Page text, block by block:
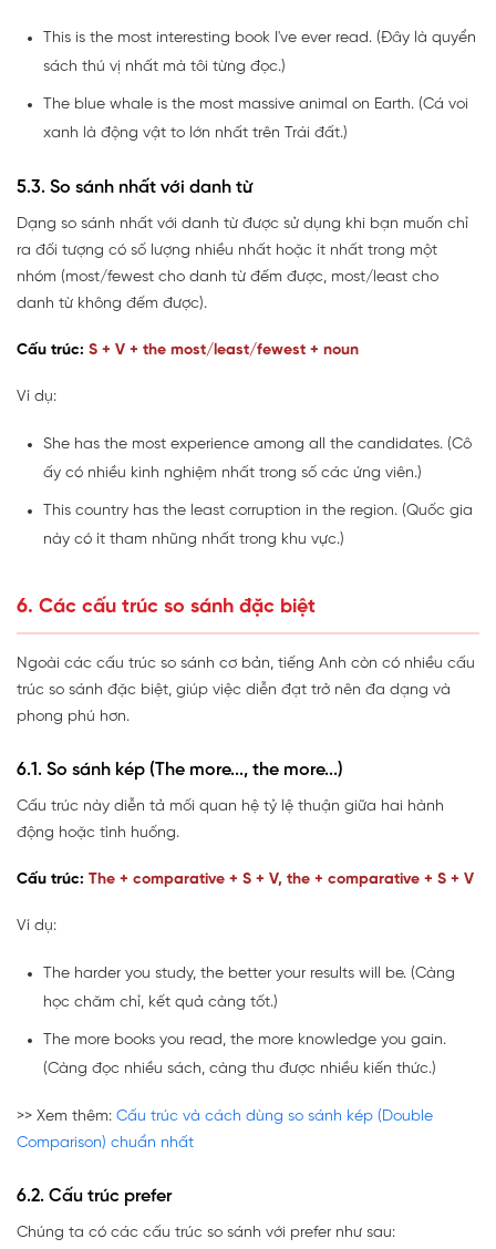
This is the most interesting book I've ever read. (Đây là quyển
sách thú vị nhất mà tôi từng đọc.)
The blue whale is the most massive animal on Earth. (Cá voi
xanh là động vật to lớn nhất trên Trái đất.)
5.3. So sánh nhất với danh từ
Dạng so sánh nhất với danh từ được sử dụng khi bạn muốn chỉ
ra đối tượng có số lượng nhiều nhất hoặc ít nhất trong một
nhóm (most/fewest cho danh từ đếm được, most/least cho
danh từ không đếm được).
Cấu trúc: S + V + the most/least/fewest + noun
Ví dụ:
She has the most experience among all the candidates. (Cô
ấy có nhiều kinh nghiệm nhất trong số các ứng viên.)
This country has the least corruption in the region. (Quốc gia
này có ít tham nhũng nhất trong khu vực.)
6. Các cấu trúc so sánh đặc biệt
Ngoài các cấu trúc so sánh cơ bản, tiếng Anh còn có nhiều cấu
trúc so sánh đặc biệt, giúp việc diễn đạt trở nên đa dạng và
phong phú hơn.
6.1. So sánh kép (The more..., the more...)
Cấu trúc này diễn tả mối quan hệ tỷ lệ thuận giữa hai hành
động hoặc tình huống.
Cấu trúc: The + comparative + S + V, the + comparative + S + V
Ví dụ:
The harder you study, the better your results will be. (Càng
học chăm chỉ, kết quả càng tốt.)
The more books you read, the more knowledge you gain.
(Càng đọc nhiều sách, càng thu được nhiều kiến thức.)
>> Xem thêm: Cấu trúc và cách dùng so sánh kép (Double
Comparison) chuẩn nhất
6.2. Cấu trúc prefer
Chúng ta có các cấu trúc so sánh với prefer như sau: